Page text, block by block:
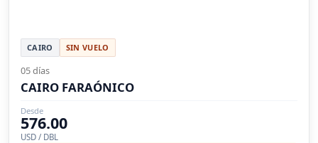
CAIRO SIN VUELO
05 días
CAIRO FARAÓNICO
Desde
576.00
USD / DBL